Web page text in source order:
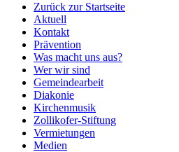
Zurück zur Startseite
Aktuell
Kontakt
Prävention
Was macht uns aus?
Wer wir sind
Gemeindearbeit
Diakonie
Kirchenmusik
Zollikofer-Stiftung
Vermietungen
Medien